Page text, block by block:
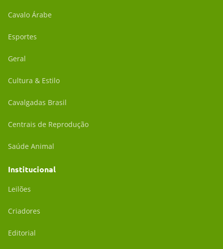
Cavalo Árabe
Esportes
Geral
Cultura & Estilo
Cavalgadas Brasil
Centrais de Reprodução
Saúde Animal
Institucional
Leilões
Criadores
Editorial